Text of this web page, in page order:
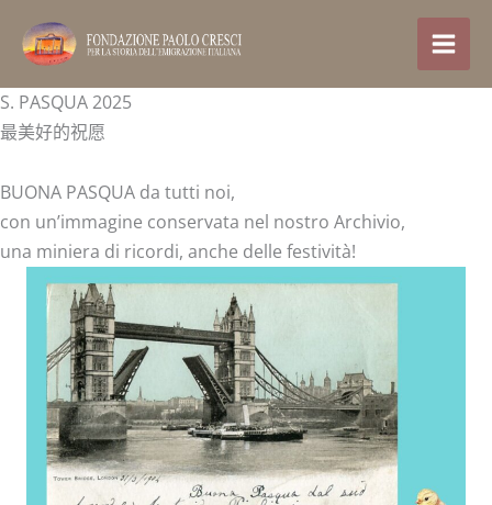
容
S. PASQUA 2025
最美好的祝愿
BUONA PASQUA da tutti noi,
con un’immagine conservata nel nostro Archivio,
una miniera di ricordi, anche delle festività!